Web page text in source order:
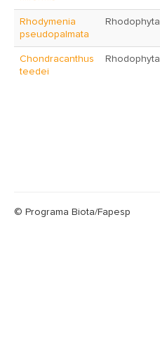
Rhodymenia
pseudopalmata
Rhodophyta
Chondracanthus
teedei
Rhodophyta
© Programa Biota/Fapesp